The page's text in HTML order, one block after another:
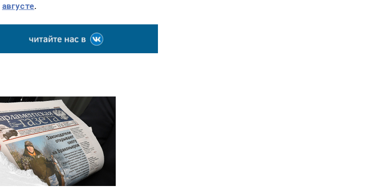
августе.